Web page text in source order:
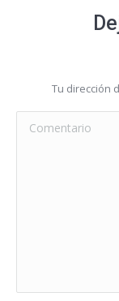
Tu dirección
Comentario